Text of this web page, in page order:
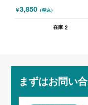
￥3,850 （税込）
在庫 2
まずはお問い